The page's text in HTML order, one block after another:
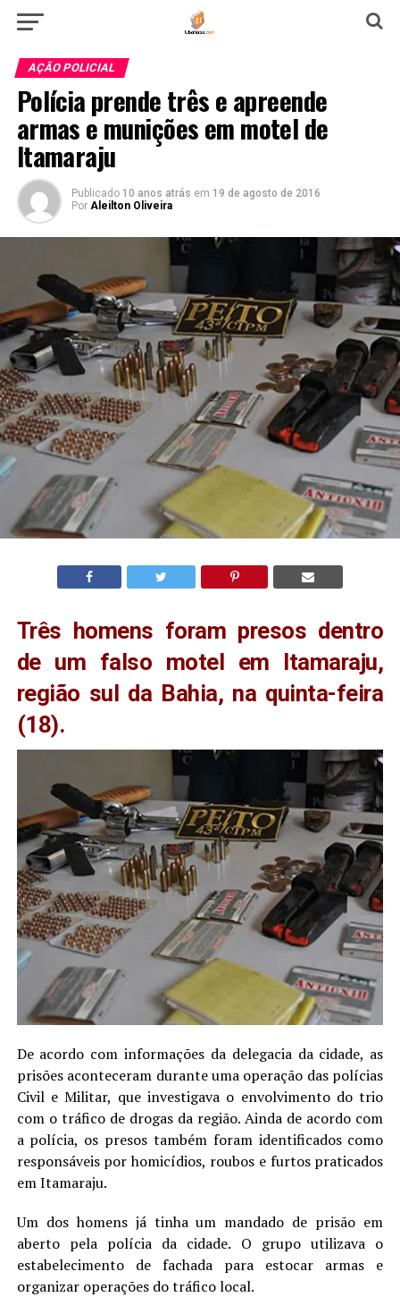
AÇÃO POLICIAL
Polícia prende três e apreende
armas e munições em motel de
Itamaraju
Publicado 10 anos atrás em 19 de agosto de 2016
Por Aleilton Oliveira
Três homens foram presos dentro
de um falso motel em Itamaraju,
região sul da Bahia, na quinta-feira
(18).
De acordo com informações da delegacia da cidade, as
prisões aconteceram durante uma operação das polícias
Civil e Militar, que investigava o envolvimento do trio
com o tráfico de drogas da região. Ainda de acordo com
a polícia, os presos também foram identificados como
responsáveis por homicídios, roubos e furtos praticados
em Itamaraju.
Um dos homens já tinha um mandado de prisão em
aberto pela polícia da cidade. O grupo utilizava o
estabelecimento de fachada para estocar armas e
organizar operações do tráfico local.